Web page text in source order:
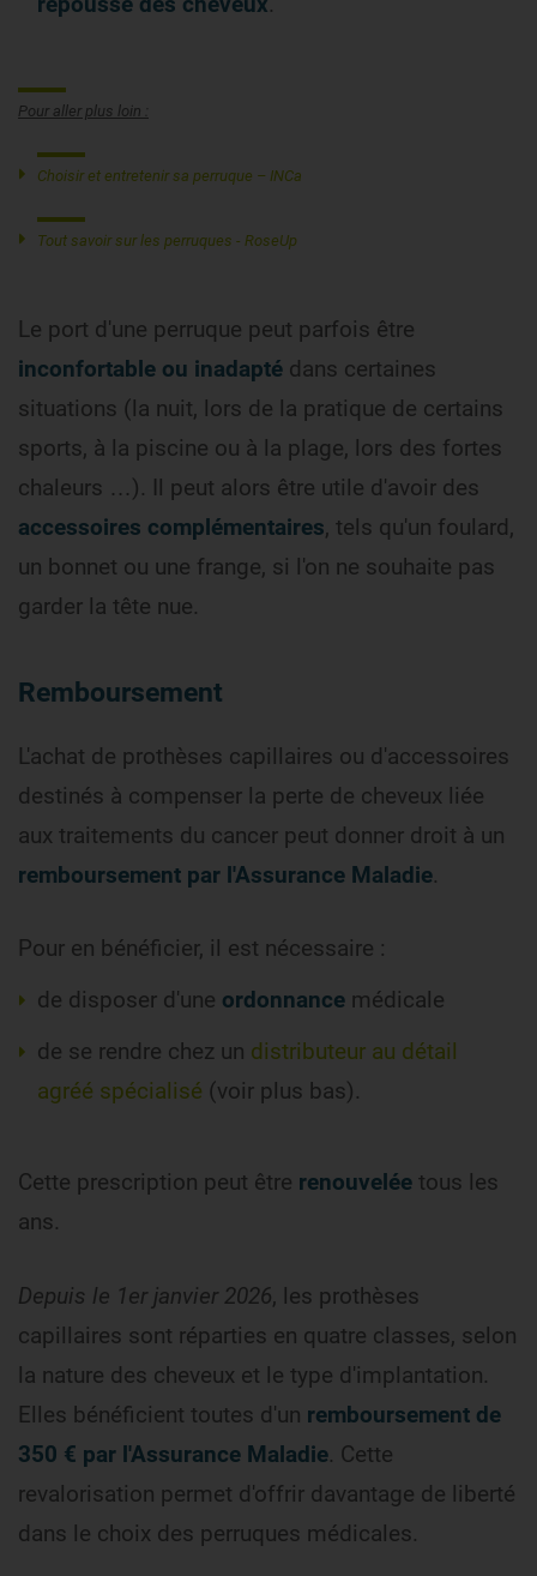
Pour aller plus loin :
Choisir et entretenir sa perruque – INCa
Tout savoir sur les perruques - RoseUp
Le port d'une perruque peut parfois être
inconfortable ou inadapté dans certaines
situations (la nuit, lors de la pratique de certains
sports, à la piscine ou à la plage, lors des fortes
chaleurs …). Il peut alors être utile d'avoir des
accessoires complémentaires, tels qu'un foulard,
un bonnet ou une frange, si l'on ne souhaite pas
garder la tête nue.
Remboursement
L'achat de prothèses capillaires ou d'accessoires
destinés à compenser la perte de cheveux liée
aux traitements du cancer peut donner droit à un
remboursement par l'Assurance Maladie.
Pour en bénéficier, il est nécessaire :
de disposer d'une ordonnance médicale
de se rendre chez un distributeur au détail
agréé spécialisé (voir plus bas).
Cette prescription peut être renouvelée tous les
ans.
Depuis le 1er janvier 2026, les prothèses
capillaires sont réparties en quatre classes, selon
la nature des cheveux et le type d'implantation.
Elles bénéficient toutes d'un remboursement de
350 € par l'Assurance Maladie. Cette
revalorisation permet d'offrir davantage de liberté
dans le choix des perruques médicales.